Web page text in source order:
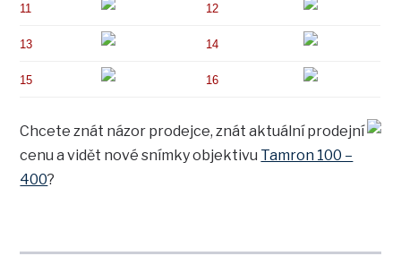
11 12
13 14
15 16
Chcete znát názor prodejce, znát aktuální prodejní
cenu a vidět nové snímky objektivu Tamron 100 –
400?